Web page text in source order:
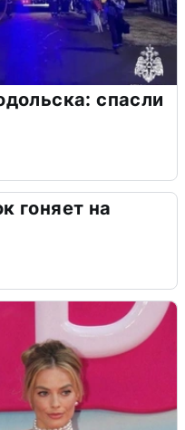
спасли
гоняет на